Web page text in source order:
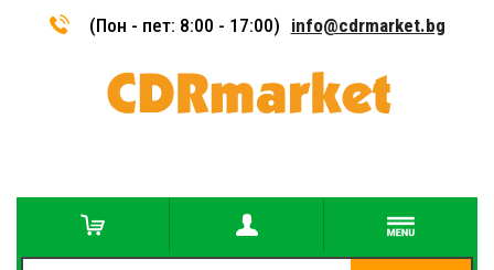
(Пон - пет: 8:00 - 17:00) info@cdrmarket.bg